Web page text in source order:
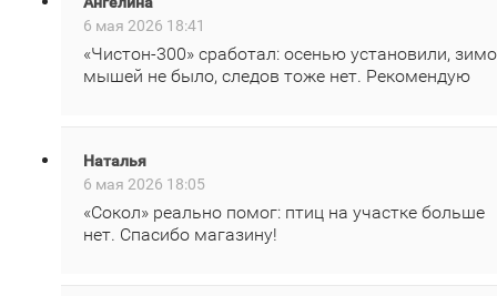
6 мая 2026 18:41
«Чистон‑300» сработал: осенью установили,
мышей не было, следов тоже нет. Рекомендую
Наталья
6 мая 2026 18:05
«Сокол» реально помог: птиц на участке больше
нет. Спасибо магазину!